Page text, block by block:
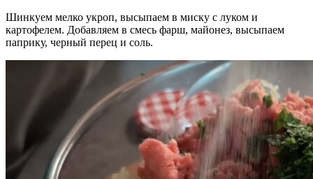
Шинкуем мелко укроп, высыпаем в миску с луком и
картофелем. Добавляем в смесь фарш, майонез, высыпаем
паприку, черный перец и соль.